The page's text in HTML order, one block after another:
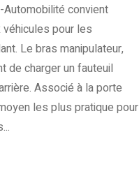
Automobilité convient
véhicules pour les
Le bras manipulateur,
de charger un fauteuil
Associé à la porte
les plus pratique pour